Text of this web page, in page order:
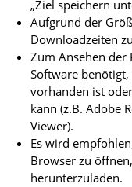
„Ziel speichern
Aufgrund der
Downloadzeiten
Zum Ansehen der
Software
vorhanden ist
kann (z.B. Adobe
Viewer).
Es wird
Browser zu
herunterzuladen.